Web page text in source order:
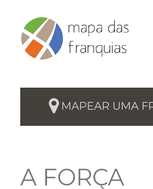
MAPEAR UMA
A FORÇA